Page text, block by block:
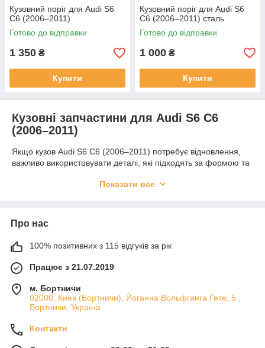
Кузовний поріг для Audi S6
C6 (2006–2011)
Готово до відправки
1 350 ₴
Купити
Кузовний поріг для Audi S6
C6 (2006–2011) сталь
Готово до відправки
1 000 ₴
Купити
Кузовні запчастини для Audi S6 C6
(2006–2011)
Якщо кузов Audi S6 C6 (2006–2011) потребує відновлення,
важливо використовувати деталі, які підходять за формою та
заміни пошкоджених ділянок, ремонту після корозії та
Асортимент кузовних деталей
Для цієї моделі доступні пороги, підсилювачі, лонжерони
підлоги, з'єднувачі та інші елементи кузова. Такі деталі
допомагають відновити міцність конструкції та підготувати
автомобіль до подальшої експлуатації.
Чому це вигідно
Якісний метал, точна геометрія та зручна посадка деталей
результат. Ви можете підібрати деталі для локального або
Показати все
Про нас
100% позитивних з 115 відгуків за рік
Працює з 21.07.2019
м. Бортничи
02000, Киев (Бортничи), Йоганна Вольфганга Ґете, 5 ,
Бортничи, Україна
Контакти